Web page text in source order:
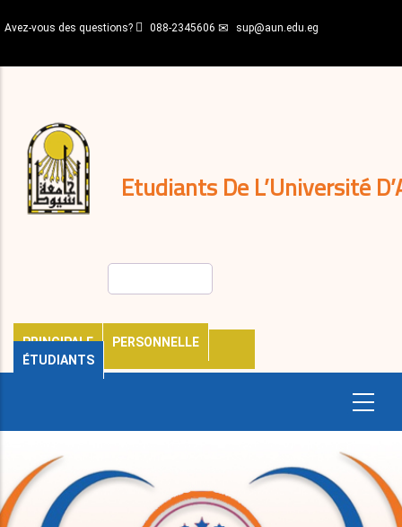
au
principal
Avez-vous des questions? 088-2345606 sup@aun.edu.eg
Etudiants De L’Université
PRINCIPALE
PERSONNELLE
ÉTUDIANTS
décisions
Expatriés
Journal